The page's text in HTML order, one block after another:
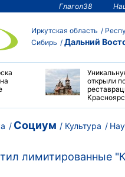
Глагол38
Иркутская область
Сибирь
Дальний
открыли
Социум Культура
лимитированные